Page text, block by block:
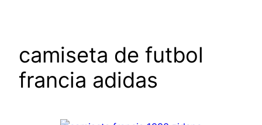
camiseta de futbol
francia adidas